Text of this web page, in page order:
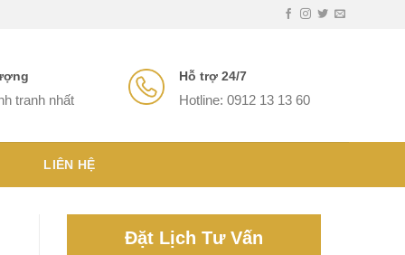
tranh nhất
Hỗ trợ 24/7
Hotline: 0912 13 13 60
LIÊN HỆ
Đặt Lịch Tư Vấn